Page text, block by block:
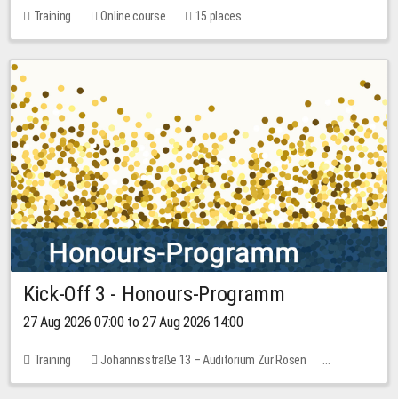
Training Online course 15 places
Kick-Off 3 - Honours-Programm
27 Aug 2026 07:00 to 27 Aug 2026 14:00
Training
Johannisstraße 13 – Auditorium Zur Rosen
11 places